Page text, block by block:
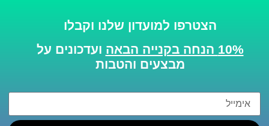
הצטרפו למועדון שלנו וקבלו
10% הנחה בקנייה הבאה
ועדכונים על
מבצעים והטבות